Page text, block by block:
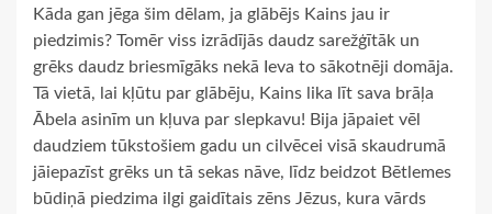
Kāda gan jēga šim dēlam, ja glābējs Kains jau ir
piedzimis? Tomēr viss izrādījās daudz sarežģītāk un
grēks daudz briesmīgāks nekā Ieva to sākotnēji domāja.
Tā vietā, lai kļūtu par glābēju, Kains lika līt sava brāļa
Ābela asinīm un kļuva par slepkavu! Bija jāpaiet vēl
daudziem tūkstošiem gadu un cilvēcei visā skaudrumā
jāiepazīst grēks un tā sekas nāve, līdz beidzot Bētlemes
būdiņā piedzima ilgi gaidītais zēns Jēzus, kura vārds